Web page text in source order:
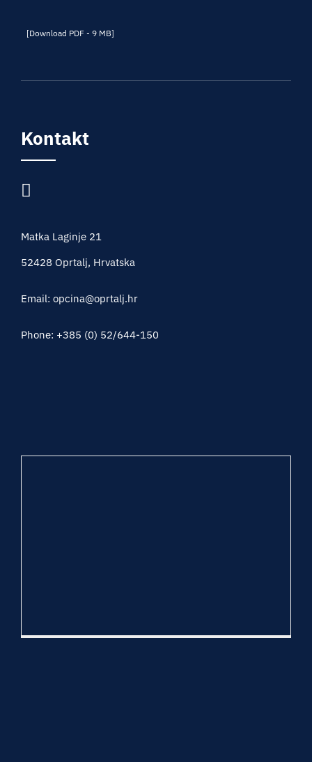
[Download PDF - 9 MB]
Kontakt
Matka Laginje 21
52428 Oprtalj, Hrvatska
Email: opcina@oprtalj.hr
Phone: +385 (0) 52/644-150